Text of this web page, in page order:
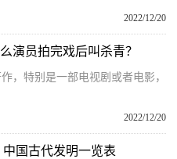
2022/12/20
演员拍完戏后叫杀青？
，特别是一部电视剧或者电影，
2022/12/20
国古代发明一览表